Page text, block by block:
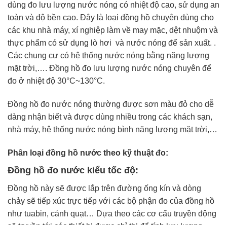
dùng đo lưu lượng nước nóng có nhiệt độ cao, sử dụng an
toàn và độ bền cao. Đây là loại đồng hồ chuyên dùng cho
các khu nhà máy, xí nghiệp làm về may mặc, dệt nhuộm và
thực phẩm có sử dụng lò hơi và nước nóng để sản xuất. .
Các chung cư có hệ thống nước nóng bằng năng lượng
mặt trời,…. Đồng hồ đo lưu lượng nước nóng chuyên để
đo ở nhiệt độ 30°C~130°C.
Đồng hồ đo nước nóng thường được sơn màu đỏ cho dễ
dàng nhận biết và được dùng nhiều trong các khách sạn,
nhà máy, hệ thống nước nóng bình năng lượng mặt trời,…
Phân loại đồng hồ nước theo kỹ thuật đo:
Đồng hồ đo nước kiểu tốc độ:
Đồng hồ này sẽ được lắp trên đường ống kín và dòng
chảy sẽ tiếp xúc trực tiếp với các bộ phận đo của đồng hồ
như tuabin, cánh quạt… Dựa theo các cơ cấu truyền động